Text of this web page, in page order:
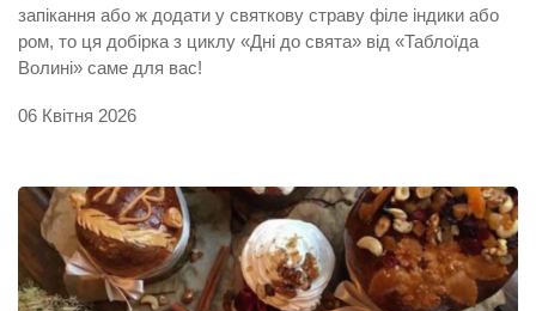
запікання або ж додати у святкову страву філе індики або
ром, то ця добірка з циклу «Дні до свята» від «Таблоїда
Волині» саме для вас!
06 Квітня 2026